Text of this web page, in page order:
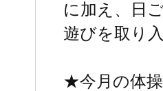
に加え、日
遊びを取り
★今月の体